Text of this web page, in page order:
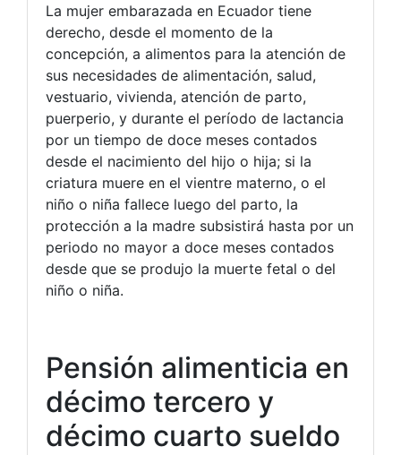
La mujer embarazada en Ecuador tiene
derecho, desde el momento de la
concepción, a alimentos para la atención de
sus necesidades de alimentación, salud,
vestuario, vivienda, atención de parto,
puerperio, y durante el período de lactancia
por un tiempo de doce meses contados
desde el nacimiento del hijo o hija; si la
criatura muere en el vientre materno, o el
niño o niña fallece luego del parto, la
protección a la madre subsistirá hasta por un
periodo no mayor a doce meses contados
desde que se produjo la muerte fetal o del
niño o niña.
Pensión alimenticia en
décimo tercero y
décimo cuarto sueldo